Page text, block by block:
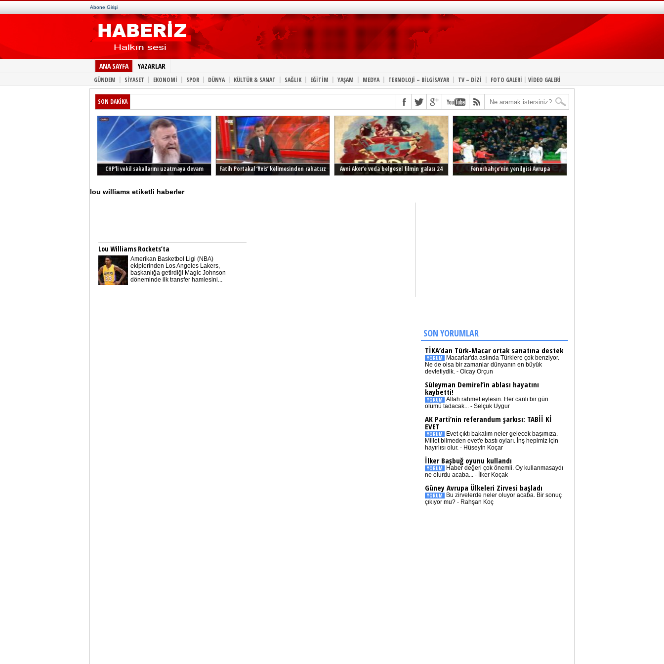
Abone Girişi
ANA SAYFA YAZARLAR
GÜNDEM | SİYASET | EKONOMİ | SPOR | DÜNYA | KÜLTÜR & SANAT | SAĞLIK | EĞİTİM | YAŞAM | MEDYA | TEKNOLOJİ – BİLGİSAYAR | TV – DİZİ | FOTO GALERİ | VİDEO GALERİ
SON DAKİKA
CHP’li vekil sakallarını uzatmaya devam
Fatih Portakal ‘Reis’ kelimesinden rahatsız
Avni Aker’e veda belgesel filmin galası 24
Fenerbahçe’nin yenilgisi Avrupa
lou williams etiketli haberler
Lou Williams Rockets’ta
Amerikan Basketbol Ligi (NBA)
ekiplerinden Los Angeles Lakers,
başkanlığa getirdiği Magic Johnson
döneminde ilk transfer hamlesini...
SON YORUMLAR
TİKA’dan Türk-Macar ortak sanatına destek
YORUM
Macarlar'da aslında Türklere çok benziyor.
Ne de olsa bir zamanlar dünyanın en büyük
devletiydik. - Olcay Orçun
Süleyman Demirel’in ablası hayatını
kaybetti!
YORUM Allah rahmet eylesin. Her canlı bir gün
ölümü tadacak... - Selçuk Uygur
AK Parti’nin referandum şarkısı: TABİİ Kİ
EVET
YORUM
Evet çıktı bakalım neler gelecek başımıza.
Millet bilmeden evet'e bastı oyları. İnş hepimiz için
hayırlısı olur. - Hüseyin Koçar
İlker Başbuğ oyunu kullandı
YORUM
Haber değeri çok önemli. Oy kullanmasaydı
ne olurdu acaba... - İlker Koçak
Güney Avrupa Ülkeleri Zirvesi başladı
YORUM
Bu zirvelerde neler oluyor acaba. Bir sonuç
çıkıyor mu? - Rahşan Koç